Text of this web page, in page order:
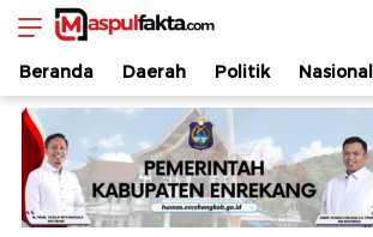
maspulfakta.com
Lokal Mendunia
Beranda Daerah Politik Nasional